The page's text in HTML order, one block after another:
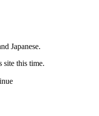
Japanese.
site this time.